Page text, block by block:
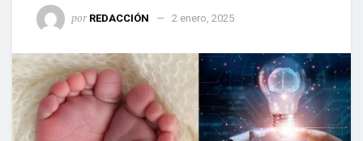
por REDACCIÓN 2 enero, 2025